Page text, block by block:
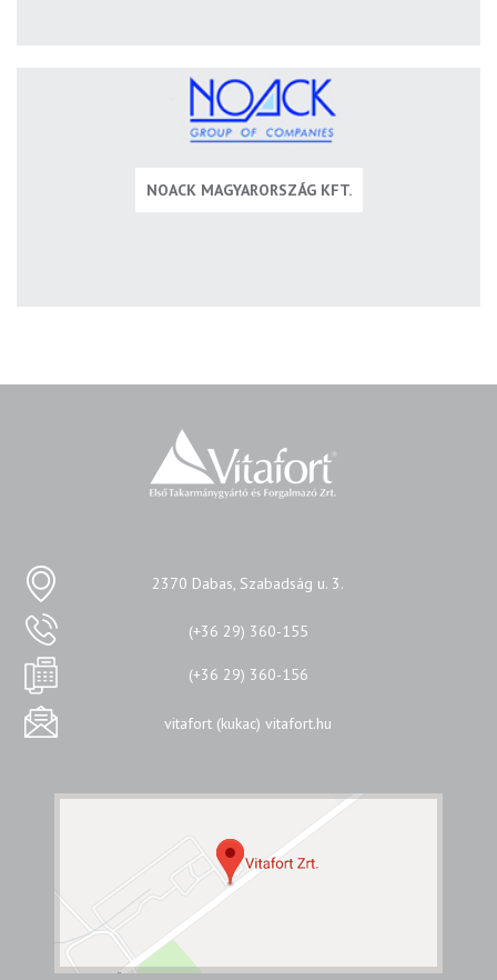
NOACK MAGYARORSZÁG KFT.
2370 Dabas, Szabadság u. 3.
(+36 29) 360-155
(+36 29) 360-156
vitafort (kukac) vitafort.hu